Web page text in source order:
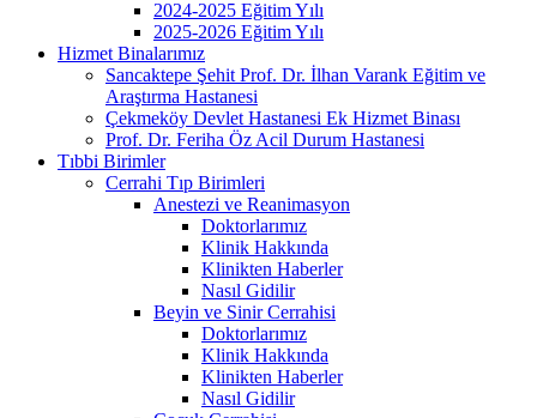
2024-2025 Eğitim Yılı
2025-2026 Eğitim Yılı
Hizmet Binalarımız
Sancaktepe Şehit Prof. Dr. İlhan Varank Eğitim ve
Araştırma Hastanesi
Çekmeköy Devlet Hastanesi Ek Hizmet Binası
Prof. Dr. Feriha Öz Acil Durum Hastanesi
Tıbbi Birimler
Cerrahi Tıp Birimleri
Anestezi ve Reanimasyon
Doktorlarımız
Klinik Hakkında
Klinikten Haberler
Nasıl Gidilir
Beyin ve Sinir Cerrahisi
Doktorlarımız
Klinik Hakkında
Klinikten Haberler
Nasıl Gidilir